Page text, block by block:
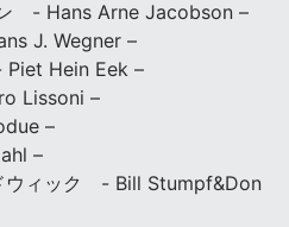
- Hans Arne Jacobson –
J. Wegner –
Hein Eek –
Lissoni –
–
–
ウィック - Bill Stumpf&Don